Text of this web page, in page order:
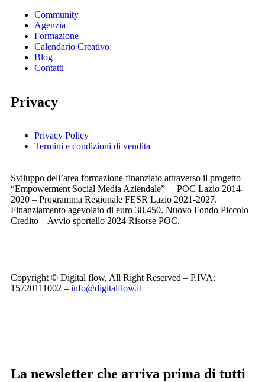
Community
Agenzia
Formazione
Calendario Creativo
Blog
Contatti
Privacy
Privacy Policy
Termini e condizioni di vendita
Sviluppo dell’area formazione finanziato attraverso il progetto
“Empowerment Social Media Aziendale” – POC Lazio 2014-
2020 – Programma Regionale FESR Lazio 2021-2027.
Finanziamento agevolato di euro 38.450. Nuovo Fondo Piccolo
Credito – Avvio sportello 2024 Risorse POC.
Copyright © Digital flow, All Right Reserved – P.IVA:
15720111002 – info@digitalflow.it
La newsletter che arriva prima di tutti